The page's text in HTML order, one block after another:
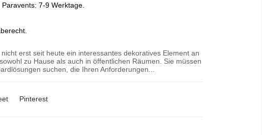
7-9 Werktage.
erst seit heute ein interessantes dekoratives Element an
zu Hause als auch in öffentlichen Räumen. Sie müssen
suchen, die Ihren Anforderungen...
Pinterest